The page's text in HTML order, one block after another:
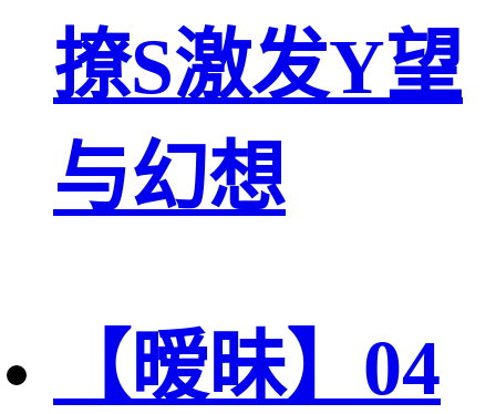
撩S激发Y望
与幻想
【暧昧】04